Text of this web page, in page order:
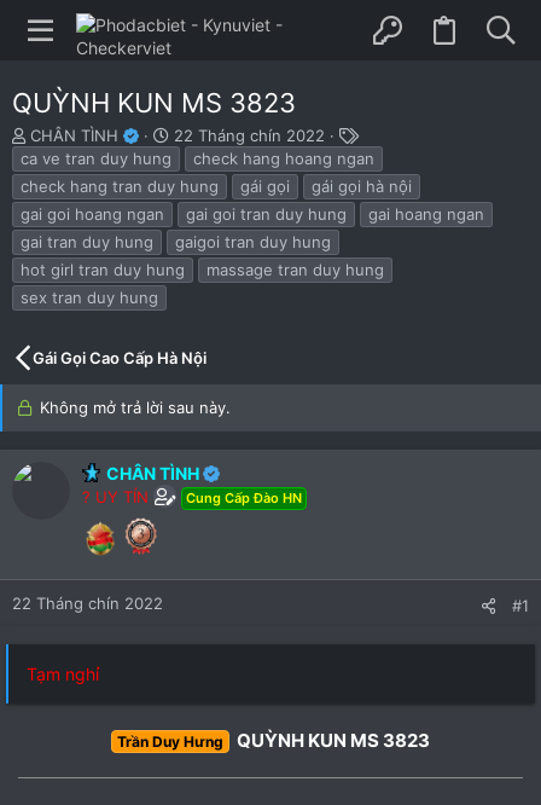
QUỲNH KUN MS 3823
B
ắ
t
đ
ầ
u
CHÂN TÌNH
N
à
y
ắ
t
đ
22 Tháng chín 2022
T
h
ẻ
ca ve tran duy hung
check hang hoang ngan
check hang tran duy hung
gái gọi
gái gọi hà nội
gai goi hoang ngan
gai goi tran duy hung
gai hoang ngan
gai tran duy hung
gaigoi tran duy hung
hot girl tran duy hung
massage tran duy hung
sex tran duy hung
Gái Gọi Cao Cấp Hà Nội
Không mở trả lời sau này.
CHÂN TÌNH
? UY TÍN Cung Cấp Đào HN
22 Tháng chín 2022 #1
Tạm nghỉ
Trần Duy Hưng QUỲNH KUN MS 3823